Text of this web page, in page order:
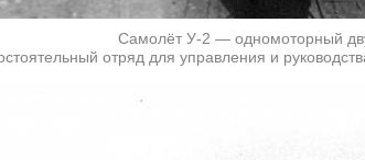
Самолёт У-2 — одномоторный
отряд для управления и